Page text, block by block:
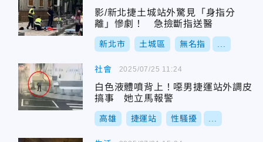
影/新北捷土城站外驚見「身指分
離」慘劇！ 急撿斷指送醫
新北市 土城區 無名指
社會
白色液體噴背上！噁男捷運站外調皮
搞事 她立馬報警
高雄 捷運站 性騷擾
2025/07/25 11:24